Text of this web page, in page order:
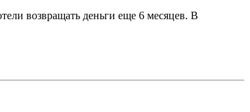
возвращать деньги еще 6 месяцев. В